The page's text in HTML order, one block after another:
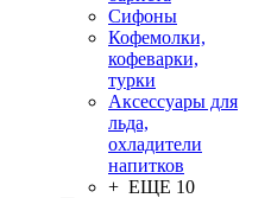
Сифоны
Кофемолки,
кофеварки,
турки
Аксессуары для
льда,
охладители
напитков
+ ЕЩЕ 10